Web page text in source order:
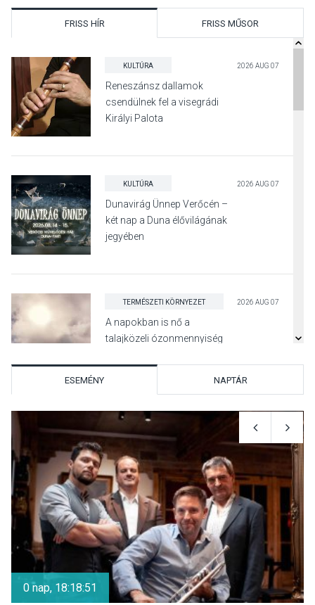
FRISS HÍR FRISS MŰSOR
KULTÚRA 2026 AUG 07
Reneszánsz dallamok
csendülnek fel a visegrádi
Királyi Palota
KULTÚRA 2026 AUG 07
Dunavirág Ünnep Verőcén –
két nap a Duna élővilágának
jegyében
TERMÉSZETI KÖRNYEZET 2026 AUG 07
A napokban is nő a
talajközeli ózonmennyiség
KULTÚRA 2026 AUG 06
Mi a pszichológia, és miért
van rá szükségünk? –
Beszélgetés a Kacsakő
Irodalmi Színpadon
KULTÚRA
Különleges csillagles lesz
Tahitótfaluban a Bodor
Majorban
ESEMÉNY NAPTÁR
0 nap, 18:18:50